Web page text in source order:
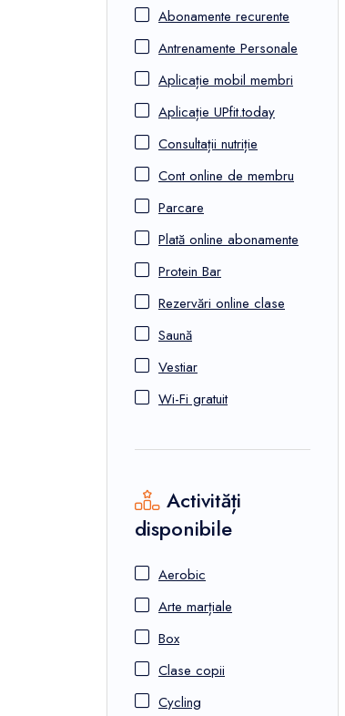
Abonamente recurente
Antrenamente Personale
Aplicație mobil membri
Aplicație UPfit.today
Consultații nutriție
Cont online de membru
Parcare
Plată online abonamente
Protein Bar
Rezervări online clase
Saună
Vestiar
Wi-Fi gratuit
Activități
disponibile
Aerobic
Arte marțiale
Box
Clase copii
Cycling